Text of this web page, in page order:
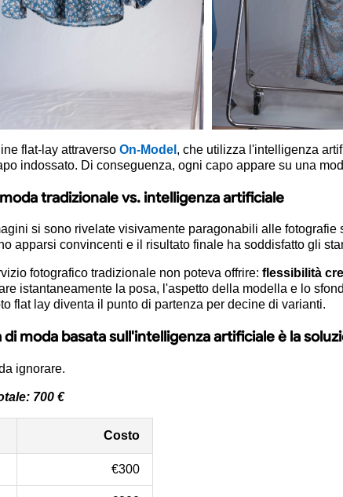
flat-lay attraverso On-Model , che utilizza l'intelligenza
indossato. Di conseguenza, ogni capo appare su una
tradizionale vs. intelligenza artificiale
si sono rivelate visivamente paragonabili alle fotografie
apparsi convincenti e il risultato finale ha soddisfatto gli
fotografico tradizionale non poteva offrire: flessibilità
istantaneamente la posa, l'aspetto della modella e lo
flat lay diventa il punto di partenza per decine di varianti.
moda basata sull'intelligenza artificiale è la
ignorare.
700 €
Costo
€300